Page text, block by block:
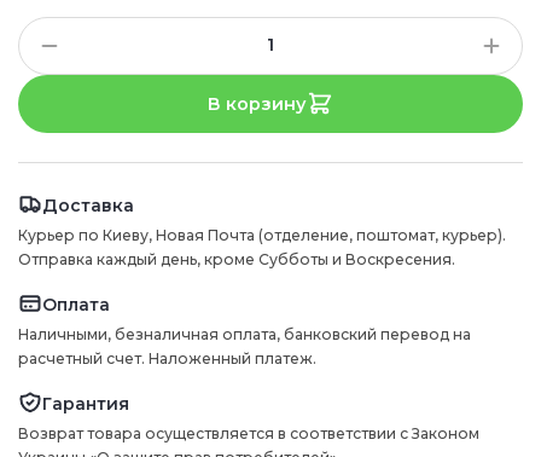
В корзину
Доставка
Курьер по Киеву, Новая Почта (отделение, поштомат, курьер).
Отправка каждый день, кроме Субботы и Воскресения.
Оплата
Наличными, безналичная оплата, банковский перевод на
расчетный счет. Наложенный платеж.
Гарантия
Возврат товара осуществляется в соответствии с Законом